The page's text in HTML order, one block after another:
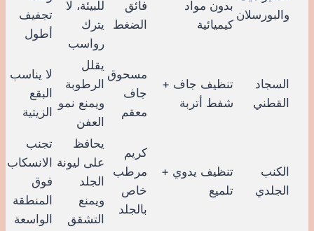
والبورسلان
بدون مواد
كيميائية
فائق
الضغط
للبيئة، لا
يترك
رواسب
تجفيف
أطول
السجاد
القطني
تنظيف جاف +
شفط أتربة
مسحوق
جاف
معقم
يقلل
الرطوبة
ويمنع نمو
العفن
لا يناسب
البقع
الزيتية
الكنب
الجلدي
تنظيف يدوي +
تلميع
كريم
مرطب
خاص
بالجلد
يحافظ
على ليونة
الجلد
ويمنع
التشقق
تجنب
الانسكاب
فوق
المنطقة
الواسعة